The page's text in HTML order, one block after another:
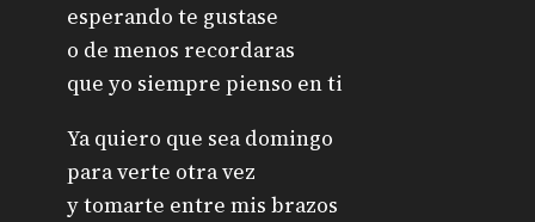
esperando te gustase
o de menos recordaras
que yo siempre pienso en ti
Ya quiero que sea domingo
para verte otra vez
y tomarte entre mis brazos